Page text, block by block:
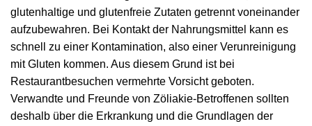
glutenhaltige und glutenfreie Zutaten getrennt voneinander
aufzubewahren. Bei Kontakt der Nahrungsmittel kann es
schnell zu einer Kontamination, also einer Verunreinigung
mit Gluten kommen. Aus diesem Grund ist bei
Restaurantbesuchen vermehrte Vorsicht geboten.
Verwandte und Freunde von Zöliakie-Betroffenen sollten
deshalb über die Erkrankung und die Grundlagen der